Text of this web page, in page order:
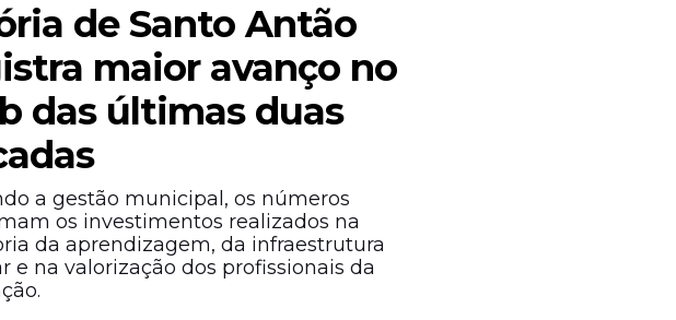
de Santo Antão
maior avanço no
das últimas duas
a gestão municipal, os números
os investimentos realizados na
da aprendizagem, da infraestrutura
e na valorização dos profissionais da